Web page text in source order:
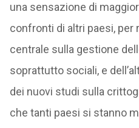
una sensazione di
confronti di altri paesi, per
centrale sulla gestione
soprattutto sociali, e
dei nuovi studi sulla
che tanti paesi si stanno